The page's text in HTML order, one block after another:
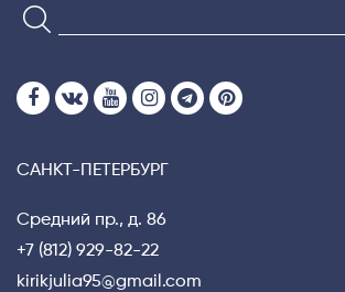
САНКТ-ПЕТЕРБУРГ
Средний пр., д. 86
+7 (812) 929-82-22
kirikjulia95@gmail.com